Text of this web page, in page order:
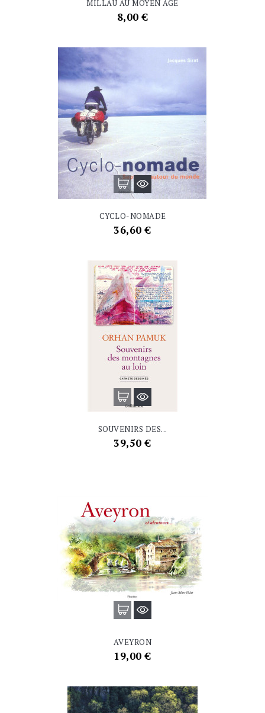
MILLAU AU MOYEN AGE
Prix
8,00 €
CYCLO-NOMADE
Prix
36,60 €
SOUVENIRS DES...
Prix
39,50 €
AVEYRON
Prix
19,00 €